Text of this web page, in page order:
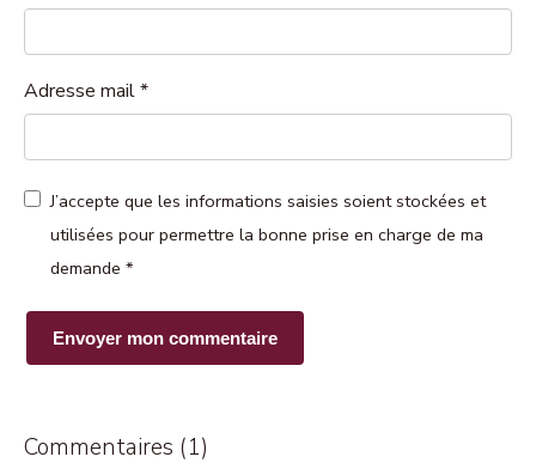
Adresse mail*
J’accepte que les informations saisies soient stockées et
utilisées pour permettre la bonne prise en charge de ma
demande *
Commentaires (1)